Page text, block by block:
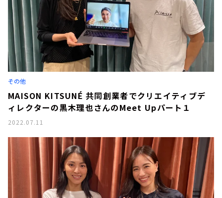
その他
MAISON KITSUNÉ 共同創業者でクリエイティブデ
ィレクターの黒木理也さんのMeet Upパート１
2022.07.11